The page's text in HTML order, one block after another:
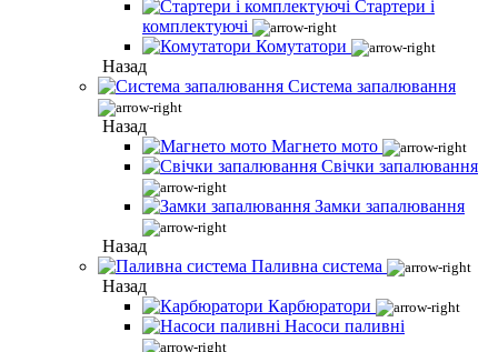
Стартери і
комплектуючі
Комутатори
Назад
Система запалювання
Назад
Магнето мото
Свічки запалювання
Замки запалювання
Назад
Паливна система
Назад
Карбюратори
Насоси паливні